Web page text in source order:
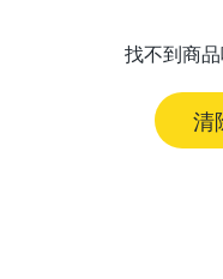
找不到商
清